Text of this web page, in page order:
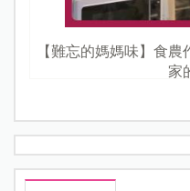
【難忘的媽媽味】食
家